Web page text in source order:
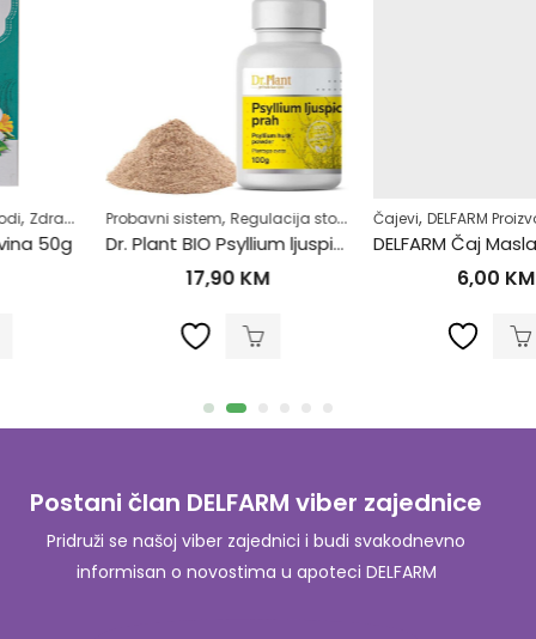
Probavni sistem,Regulacija stolice-zatvor ,Regulacija tjelesne težine,
Dr. Plant BIO Psyllium ljuspice u prahu (Plantago ovata)100g
Čajevi,DELFARM Proizvodi,Zdrav život
DELFARM Čaj Maslačak korijen 50g
Postani član DELFARM viber zajednice
Pridruži se našoj viber zajednici i budi svakodnevno
informisan o novostima u apoteci DELFARM